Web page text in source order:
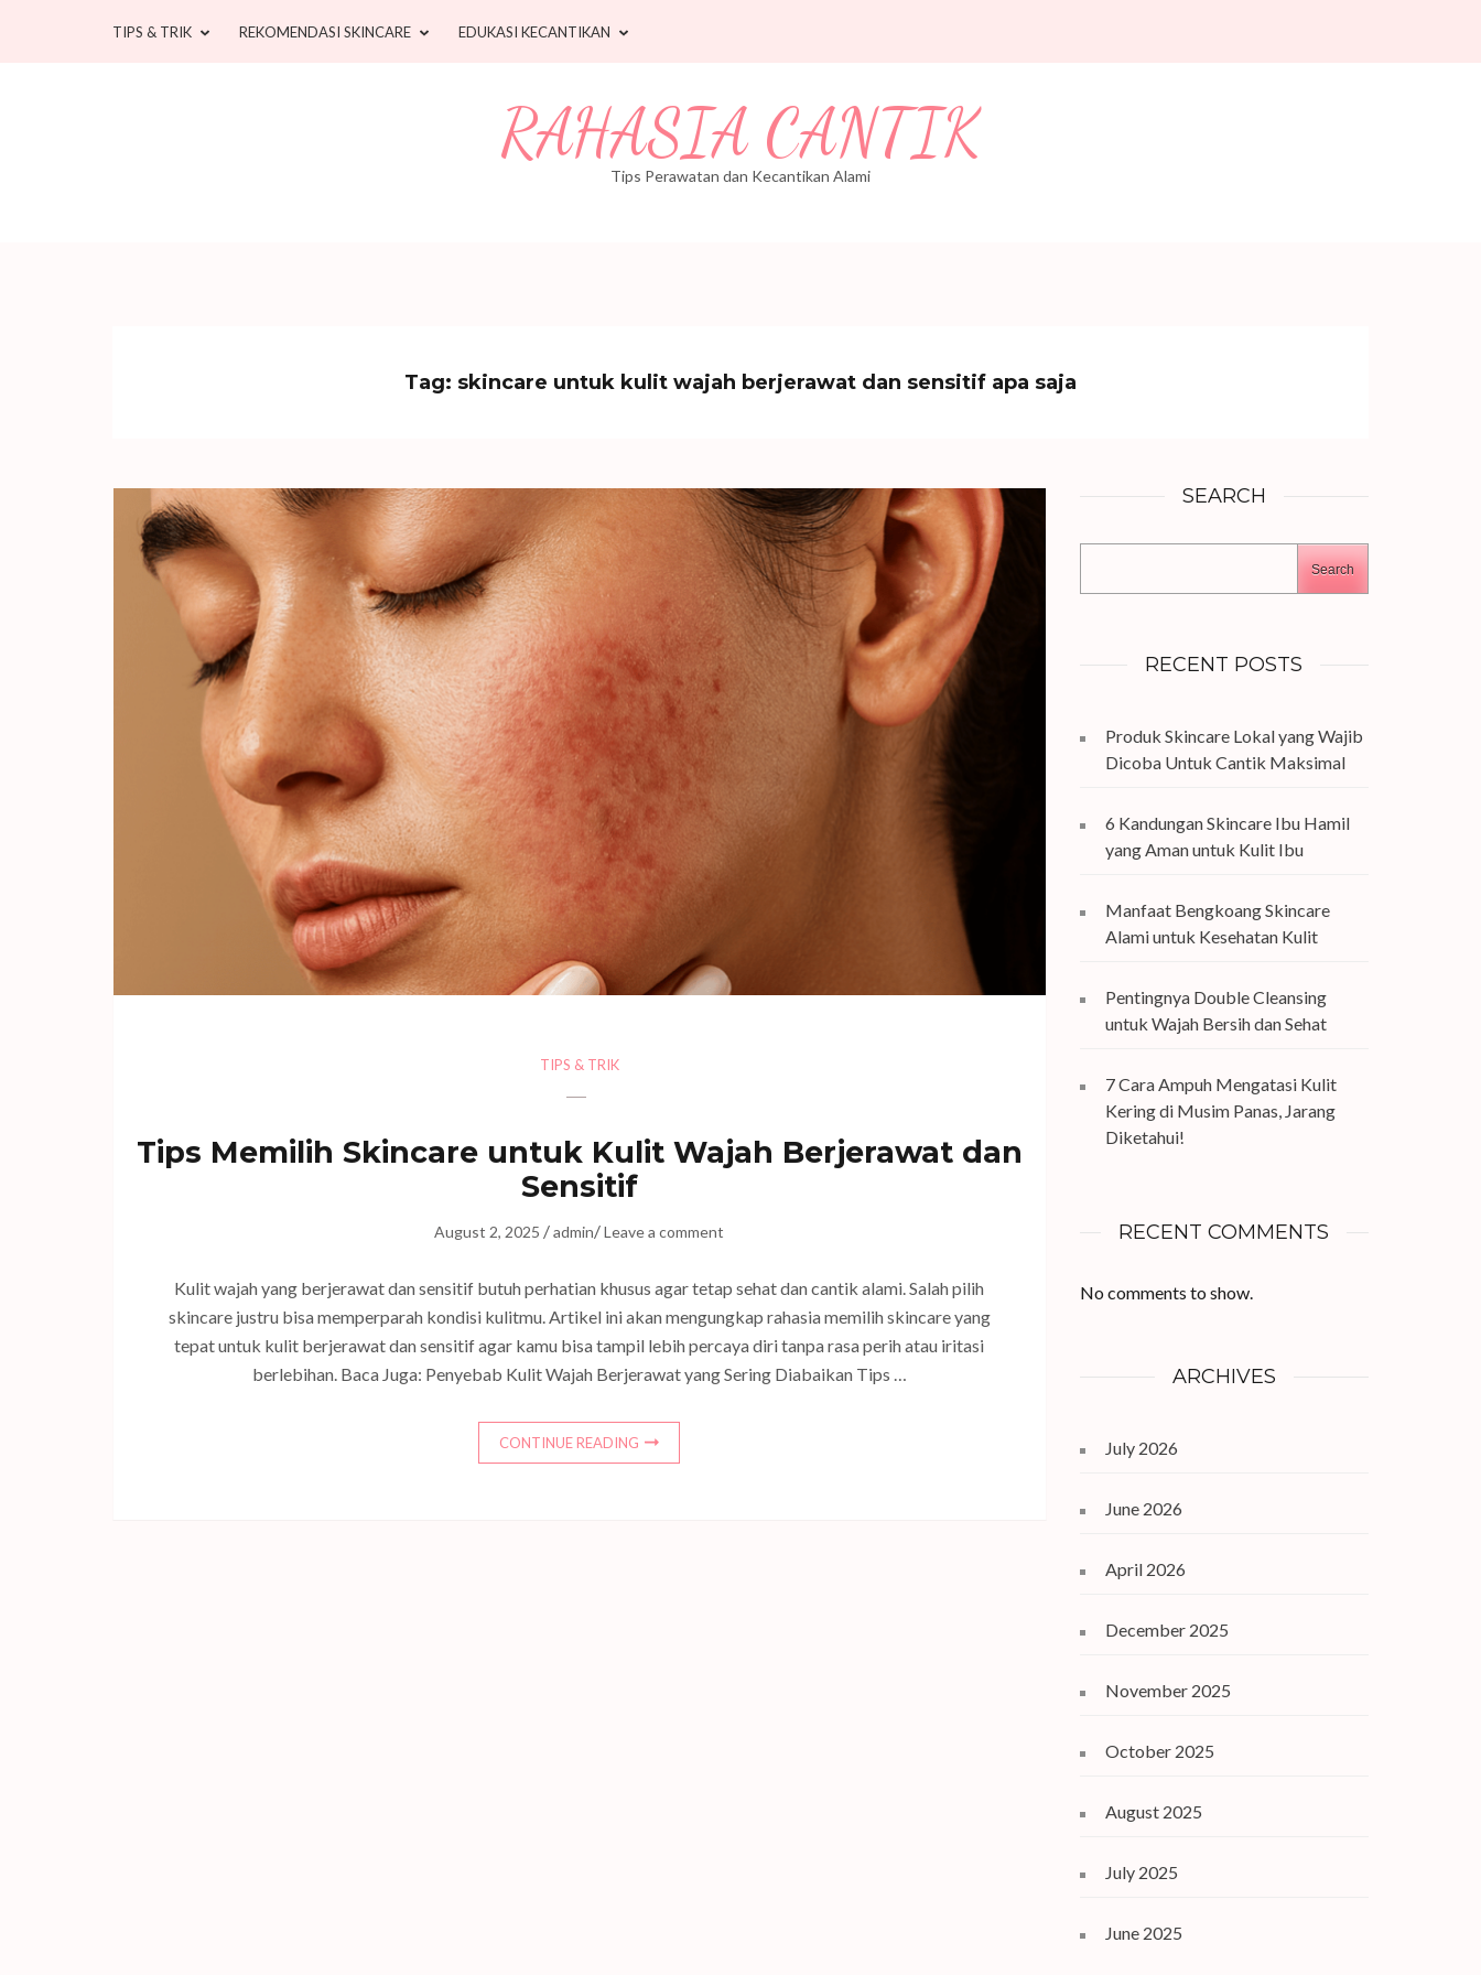
TIPS & TRIK REKOMENDASI SKINCARE EDUKASI KECANTIKAN
RAHASIA CANTIK
Tips Perawatan dan Kecantikan Alami
Tag: skincare untuk kulit wajah berjerawat dan sensitif apa saja
TIPS & TRIK
Tips Memilih Skincare untuk Kulit Wajah Berjerawat dan
Sensitif
August 2, 2025 /admin/Leave a comment
Kulit wajah yang berjerawat dan sensitif butuh perhatian khusus agar tetap sehat dan cantik alami. Salah pilih
skincare justru bisa memperparah kondisi kulitmu. Artikel ini akan mengungkap rahasia memilih skincare yang
tepat untuk kulit berjerawat dan sensitif agar kamu bisa tampil lebih percaya diri tanpa rasa perih atau iritasi
berlebihan. Baca Juga: Penyebab Kulit Wajah Berjerawat yang Sering Diabaikan Tips …
CONTINUE READING
SEARCH
Search
RECENT POSTS
Produk Skincare Lokal yang Wajib
Dicoba Untuk Cantik Maksimal
6 Kandungan Skincare Ibu Hamil
yang Aman untuk Kulit Ibu
Manfaat Bengkoang Skincare
Alami untuk Kesehatan Kulit
Pentingnya Double Cleansing
untuk Wajah Bersih dan Sehat
7 Cara Ampuh Mengatasi Kulit
Kering di Musim Panas, Jarang
Diketahui!
RECENT COMMENTS
No comments to show.
ARCHIVES
July 2026
June 2026
April 2026
December 2025
November 2025
October 2025
August 2025
July 2025
June 2025